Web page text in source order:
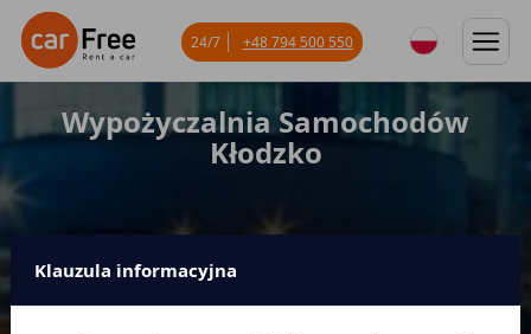
Wypożyczalnia Samochodów
Kłodzko
24/7 +48 794 500 550
Klauzula informacyjna